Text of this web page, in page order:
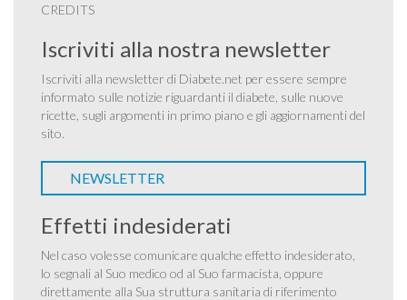
CREDITS
Iscriviti alla nostra newsletter
Iscriviti alla newsletter di Diabete.net per essere sempre
informato sulle notizie riguardanti il diabete, sulle nuove
ricette, sugli argomenti in primo piano e gli aggiornamenti del
sito.
NEWSLETTER
Effetti indesiderati
Nel caso volesse comunicare qualche effetto indesiderato,
lo segnali al Suo medico od al Suo farmacista, oppure
direttamente alla Sua struttura sanitaria di riferimento